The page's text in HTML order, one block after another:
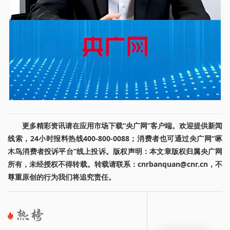
更多精彩资讯请在应用市场下载“央广网”客户端。欢迎提供新闻
线索，24小时报料热线400-800-0088；消费者也可通过央广网“啄
木鸟消费者投诉平台”线上投诉。版权声明：本文章版权归属央广网
所有，未经授权不得转载。转载请联系：cnrbanquan@cnr.cn，不
尊重原创的行为我们将追究责任。